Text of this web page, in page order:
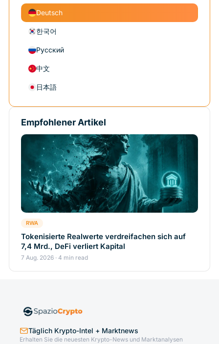
Deutsch
한국어
Русский
中文
日本語
Empfohlener Artikel
RWA
Tokenisierte Realwerte verdreifachen sich auf
7,4 Mrd., DeFi verliert Kapital
7 Aug. 2026 · 4 min read
Täglich Krypto-Intel + Marktnews
Erhalten Sie die neuesten Krypto-News und Marktanalysen